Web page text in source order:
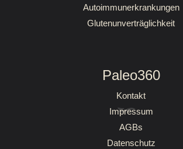
Autoimmunerkrankungen
Glutenunverträglichkeit
Paleo360
Kontakt
Impressum
AGBs
Datenschutz